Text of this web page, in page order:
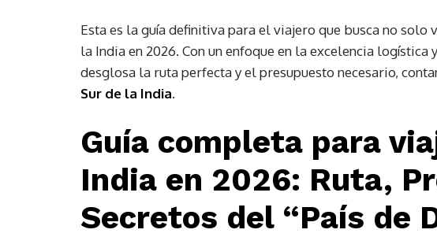
Esta es la guía definitiva para el viajero que busca no
la India en 2026. Con un enfoque en la excelencia
desglosa la ruta perfecta y el presupuesto necesario,
Sur de la India.
Guía completa para
India en 2026: Ruta,
Secretos del “País de